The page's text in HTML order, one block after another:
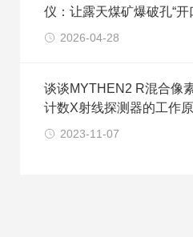
仪：让露天煤矿爆破孔“开
话” 2026-04-28
谈谈MYTHEN2 R混合像
计数X射线探测器的工作
未来发展趋势
2023-11-07